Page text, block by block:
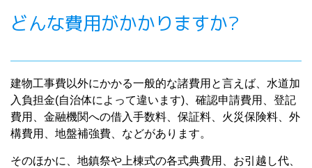
どんな費用がかかりますか?
建物工事費以外にかかる一般的な諸費用と言えば、水道加
入負担金(自治体によって違います)、確認申請費用、登記
費用、金融機関への借入手数料、保証料、火災保険料、外
構費用、地盤補強費、などがあります。
そのほかに、地鎮祭や上棟式の各式典費用、お引越し代、